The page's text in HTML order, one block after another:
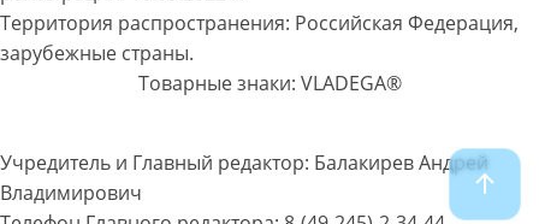
Территория распространения: Российская Федерация,
зарубежные страны.
Товарные знаки: VLADEGA®
Учредитель и Главный редактор: Балакирев Андрей
Владимирович